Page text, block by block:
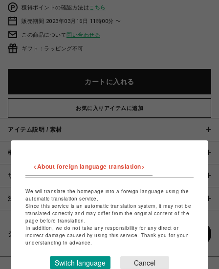
獲得ポイントの確認方法は こちら
販売期間 2023年03月16日 11時00分 〜
この商品について問い合わせる
ギフト：ラッピング不可
カートに入れる
お気に入りアイテムに追加
アイテム説明 / 素材
概要
サイズ
注意事項
シェアする
<About foreign language translation>
We will translate the homepage into a foreign language using the
automatic translation service.
Since this service is an automatic translation system, it may not be
translated correctly and may differ from the original content of the
page before translation.
In addition, we do not take any responsibility for any direct or
indirect damage caused by using this service. Thank you for your
understanding in advance.
Switch language Cancel